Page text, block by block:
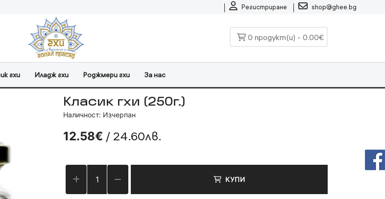
Регистриране shop@ghee.bg
0 продукт(и) - 0.00€
гхи Иладж гхи Роджмери гхи За нас
Класик гхи (250г.)
Наличност: Изчерпан
12.58€ / 24.60лв.
КУПИ